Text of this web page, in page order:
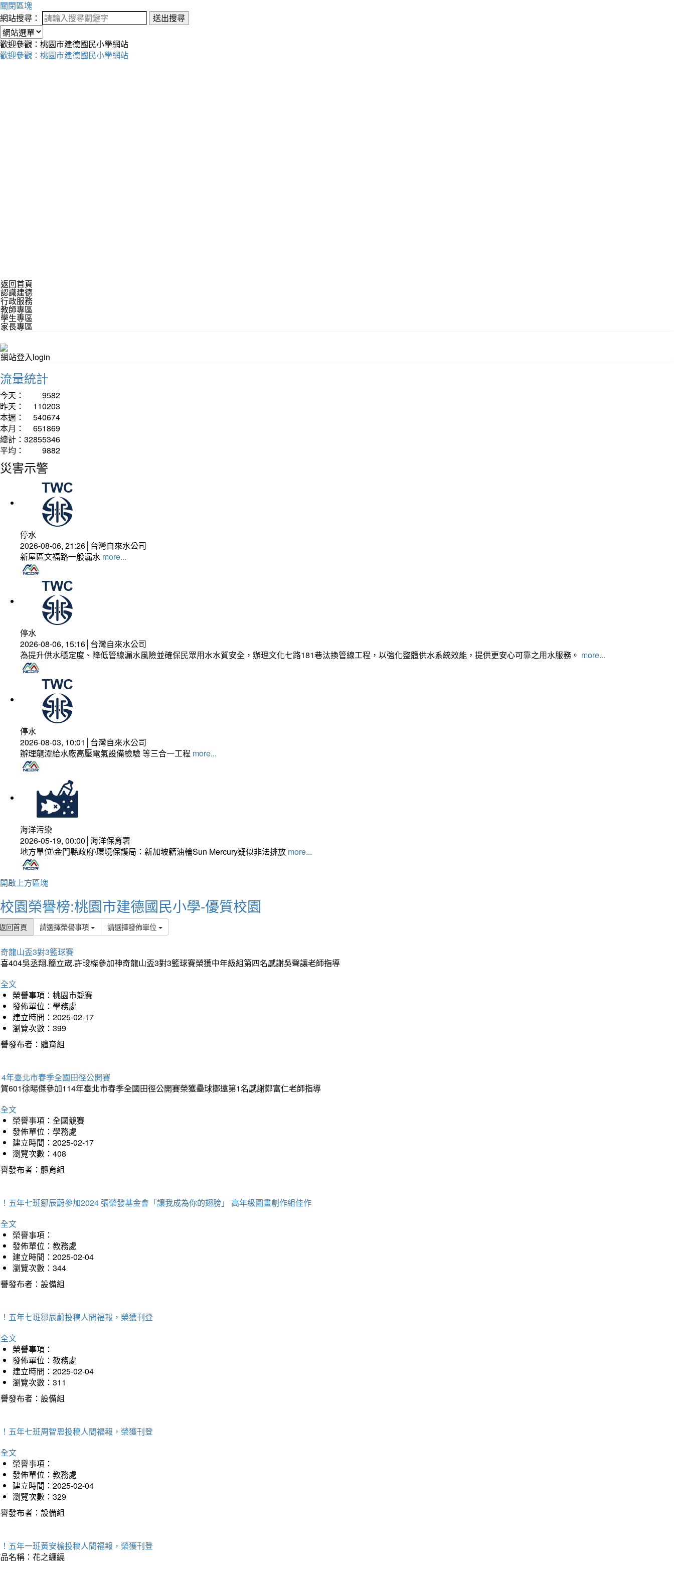
關閉區塊
網站搜尋：
送出搜尋
歡迎參觀：桃園市建德國民小學網站
歡迎參觀：桃園市建德國民小學網站
返回首頁
認識建德
行政服務
教師專區
學生專區
家長專區
網站登入login
流量統計
今天：
9582
昨天：
110203
本週：
540674
本月：
651869
總計： 32855346
平均：
9882
災害示警
停水
2026-08-06, 21:26│台灣自來水公司
新屋區文福路一般漏水 more...
停水
2026-08-06, 15:16│台灣自來水公司
為提升供水穩定度、降低管線漏水風險並確保民眾用水水質安全，辦理文化七路181巷汰換管線工程，以強化整體供水系統效能，提供更安心可靠之用水服務。 more...
停水
2026-08-03, 10:01│台灣自來水公司
辦理龍潭給水廠高壓電氣設備檢驗 等三合一工程 more...
海洋污染
2026-05-19, 00:00│海洋保育署
地方單位\金門縣政府\環境保護局：新加坡籍油輪Sun Mercury疑似非法排放 more...
開啟上方區塊
校園榮譽榜:桃園市建德國民小學-優質校園
回首頁 請選擇榮譽事項 請選擇發佈單位
龍山盃3對3籃球賽
404吳丞翔.簡立宬.許畯榤參加神奇龍山盃3對3籃球賽榮獲中年級組第四名感謝吳聲讓老師指導
文
榮譽事項：桃園市競賽
發佈單位：學務處
建立時間：2025-02-17
瀏覽次數：399
發布者：體育組
年臺北市春季全國田徑公開賽
601徐晹傑參加114年臺北市春季全國田徑公開賽榮獲壘球擲遠第1名感謝鄭富仁老師指導
文
榮譽事項：全國競賽
發佈單位：學務處
建立時間：2025-02-17
瀏覽次數：408
發布者：體育組
五年七班鄒辰蔚參加2024 張榮發基金會「讓我成為你的翅膀」 高年級圖畫創作組佳作
文
榮譽事項：
發佈單位：教務處
建立時間：2025-02-04
瀏覽次數：344
發布者：設備組
五年七班鄒辰蔚投稿人間福報，榮獲刊登
文
榮譽事項：
發佈單位：教務處
建立時間：2025-02-04
瀏覽次數：311
發布者：設備組
五年七班周智恩投稿人間福報，榮獲刊登
文
榮譽事項：
發佈單位：教務處
建立時間：2025-02-04
瀏覽次數：329
發布者：設備組
五年一班黃安榆投稿人間福報，榮獲刊登
名稱：花之纏繞